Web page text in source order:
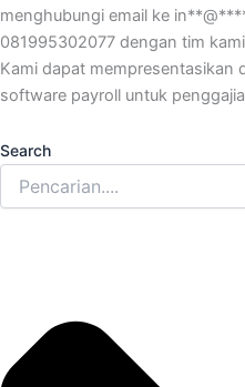
menghubungi email ke in**@
081995302077 dengan tim
Kami dapat mempresentasikan
software payroll untuk
Search